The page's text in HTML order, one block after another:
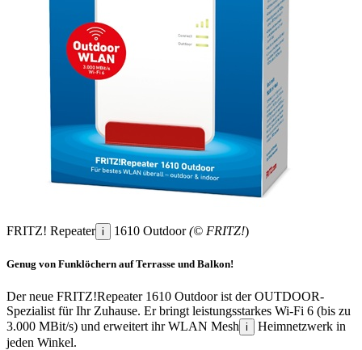
FRITZ! Repeater i 1610 Outdoor(© FRITZ!)
Genug von Funklöchern auf Terrasse und Balkon!
Der neue FRITZ!Repeater 1610 Outdoor ist der OUTDOOR-
Spezialist für Ihr Zuhause. Er bringt leistungsstarkes Wi-Fi 6 (bis zu
3.000 MBit/s) und erweitert ihr WLAN Mesh i
Heimnetzwerk in
jeden Winkel.